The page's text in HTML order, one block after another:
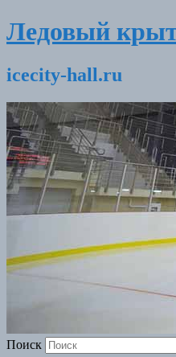
Ледовый
icecity-hall.ru
Поиск